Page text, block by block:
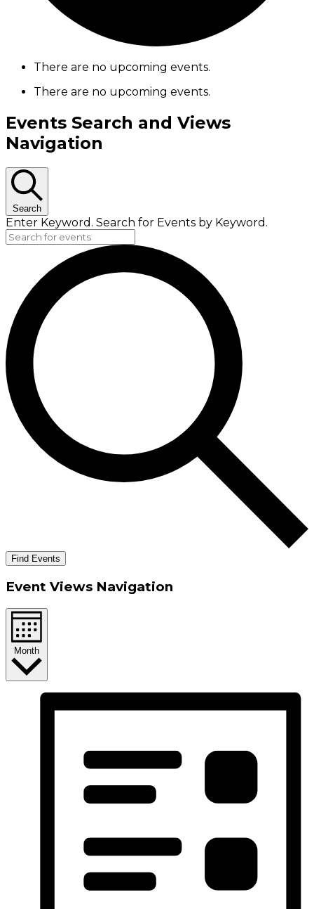
There are no upcoming events.
There are no upcoming events.
Events Search and Views
Navigation
Search
Enter Keyword. Search for Events by Keyword.
Find Events
Event Views Navigation
Month